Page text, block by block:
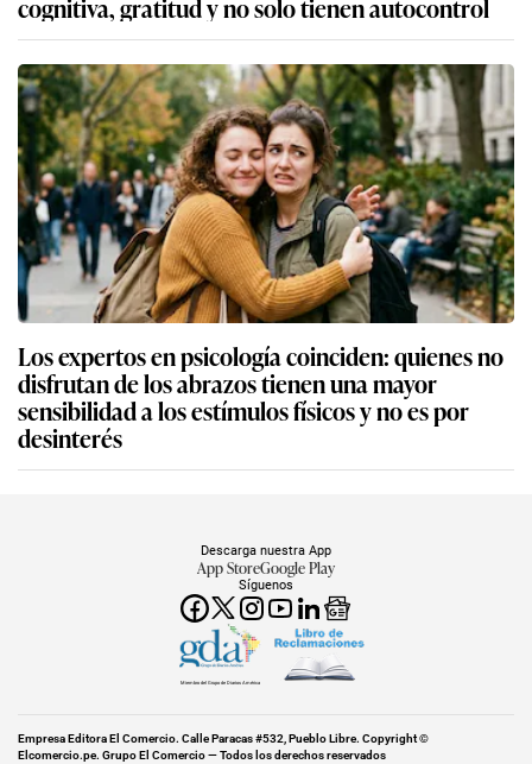
Los expertos en psicología coinciden: quienes no
disfrutan de los abrazos tienen una mayor
sensibilidad a los estímulos físicos y no es por
desinterés
Síguenos
Descarga nuestra App
App StoreGoogle Play
Miembro del Grupo de Diarios América
Empresa Editora El Comercio. Calle Paracas #532, Pueblo Libre. Copyright ©
Elcomercio.pe. Grupo El Comercio — Todos los derechos reservados